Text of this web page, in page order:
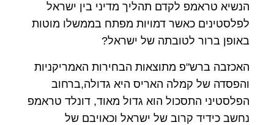
הנשיא טראמפ לקדם תהליך מדיני בין ישראל
לפלסטינים כאשר דמויות מפתח בממשלו מוטות
באופן ברור לטובתה של ישראל?
האכזבה ברש"פ מתוצאות הבחירות האמריקניות
והפסדה של קמלה האריס היא גדולה,ברחוב
הפלסטיני התסכול הוא גדול מאוד, דונלד טראמפ
נחשב כידיד קרוב של ישראל וכאויבם של